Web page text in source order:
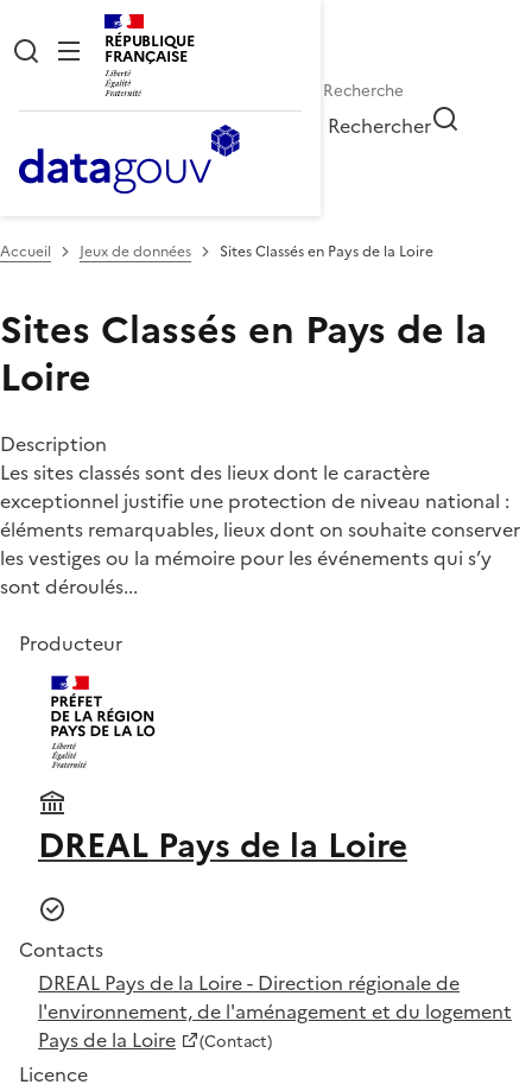
RÉPUBLIQUE
FRANÇAISE
Rechercher
Accueil Jeux de données Sites Classés en Pays de la Loire
Sites Classés en Pays de la
Loire
Description
Les sites classés sont des lieux dont le caractère
exceptionnel justifie une protection de niveau national :
éléments remarquables, lieux dont on souhaite conserver
les vestiges ou la mémoire pour les événements qui s’y
sont déroulés...
Producteur
DREAL Pays de la Loire
Contacts
DREAL Pays de la Loire - Direction régionale de
l'environnement, de l'aménagement et du logement
Pays de la Loire
(Contact)
Licence